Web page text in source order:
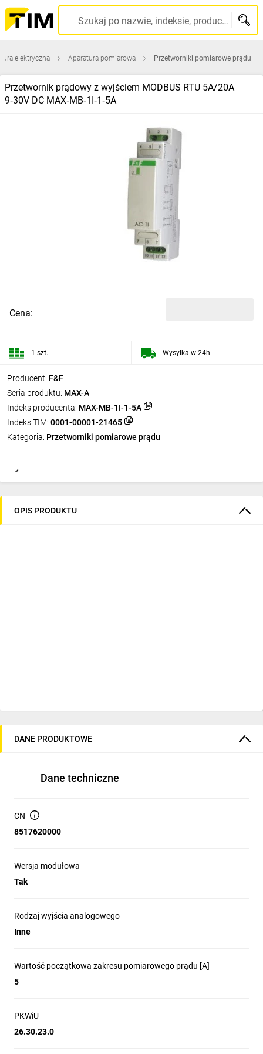
Szukaj po nazwie, indeksie, producencie, kodzie kreskowym...
elektryczna Aparatura pomiarowa Przetworniki pomiarowe prądu
Przetwornik prądowy z wyjściem MODBUS RTU 5A/20A
9‑30V DC MAX‑MB‑1I‑1‑5A
Producent: F&F
Seria produktu: MAX-A
Indeks producenta: MAX-MB-1I-1-5A
Indeks TIM: 0001-00001-21465
Kategoria: Przetworniki pomiarowe prądu
Cena:
1 szt. Wysyłka w 24h
OPIS PRODUKTU
Przetwornik
MB-1I-1 5A
Przetwornik natężenia prądu
z wyjściem MODBUS RTU.
Do współpracy z przekładnikiem prądowym.
DANE PRODUKTOWE
Dane techniczne
CN
8517620000
Wersja modułowa
Tak
Rodzaj wyjścia analogowego
Inne
Wartość początkowa zakresu pomiarowego prądu [A]
5
PKWiU
26.30.23.0